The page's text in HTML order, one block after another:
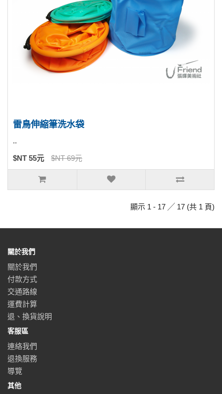
雷鳥伸縮筆洗水袋
..
$NT 55元 $NT 69元
顯示 1 - 17 ╱ 17 (共 1 頁)
關於我們
關於我們
付款方式
交通路線
運費計算
退、換貨說明
客服區
連絡我們
退換服務
導覽
其他